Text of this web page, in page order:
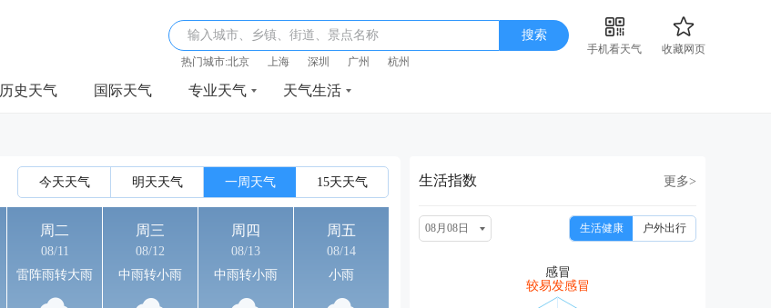
输入城市、乡镇、街道、景点名称 搜索
手机看天气
收藏网页
热门城市:北京 上海 深圳 广州 杭州
历史天气 国际天气 专业天气 天气生活
今天天气 明天天气 一周天气 15天天气
周二
08/11
雷阵雨转大雨
周三
08/12
中雨转小雨
周四
08/13
中雨转小雨
周五
08/14
小雨
生活指数 更多>
08月08日 生活健康 户外出行
较易发感冒